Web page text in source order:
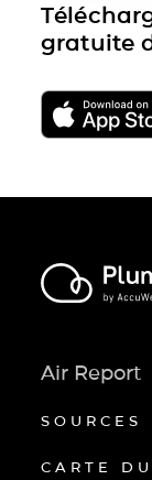
gratuite
Air Report
SOURCES
CARTE